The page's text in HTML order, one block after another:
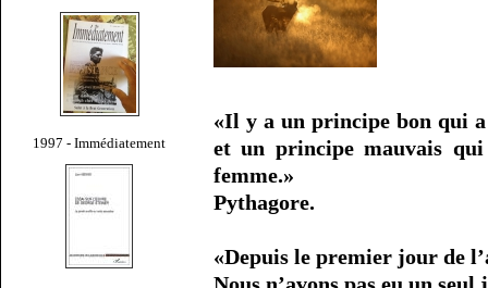
1997 - Immédiatement
«Il y a un principe bon qui
et un principe mauvais
femme.»
Pythagore.
«Depuis le premier jour de